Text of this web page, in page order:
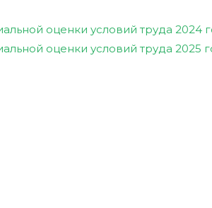
оценки условий труда 2024
оценки условий труда 2025